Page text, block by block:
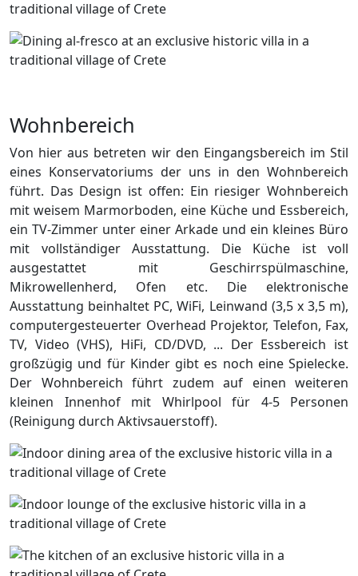
Wohnbereich
Von hier aus betreten wir den Eingangsbereich im Stil
eines Konservatoriums der uns in den Wohnbereich
führt. Das Design ist offen: Ein riesiger Wohnbereich
mit weisem Marmorboden, eine Küche und Essbereich,
ein TV-Zimmer unter einer Arkade und ein kleines Büro
mit vollständiger Ausstattung. Die Küche ist voll
ausgestattet mit Geschirrspülmaschine,
Mikrowellenherd, Ofen etc. Die elektronische
Ausstattung beinhaltet PC, WiFi, Leinwand (3,5 x 3,5 m),
computergesteuerter Overhead Projektor, Telefon, Fax,
TV, Video (VHS), HiFi, CD/DVD, ... Der Essbereich ist
großzügig und für Kinder gibt es noch eine Spielecke.
Der Wohnbereich führt zudem auf einen weiteren
kleinen Innenhof mit Whirlpool für 4-5 Personen
(Reinigung durch Aktivsauerstoff).